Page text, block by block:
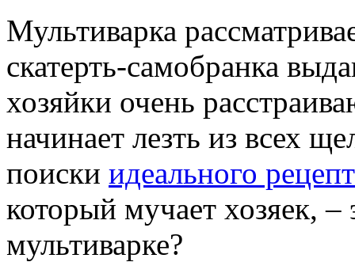
Мультиварка
скатерть-самобранка
хозяйки очень
начинает лезть из всех
поиски идеального
который мучает хозяек, –
мультиварке?